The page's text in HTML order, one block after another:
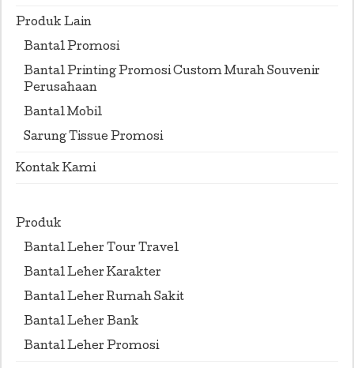
Produk Lain
Bantal Promosi
Bantal Printing Promosi Custom Murah Souvenir
Perusahaan
Bantal Mobil
Sarung Tissue Promosi
Kontak Kami
Produk
Bantal Leher Tour Travel
Bantal Leher Karakter
Bantal Leher Rumah Sakit
Bantal Leher Bank
Bantal Leher Promosi